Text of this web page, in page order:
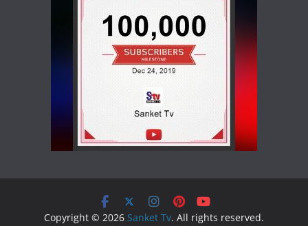
Copyright © 2026 Sanket Tv. All rights reserved.